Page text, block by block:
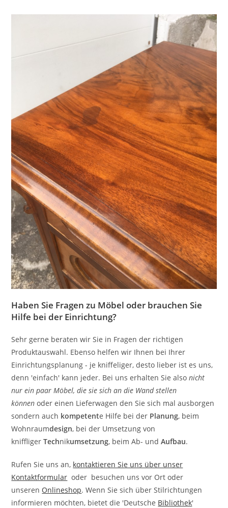
Haben Sie Fragen zu Möbel oder brauchen Sie
Hilfe bei der Einrichtung?
Sehr gerne beraten wir Sie in Fragen der richtigen
Produktauswahl. Ebenso helfen wir Ihnen bei Ihrer
Einrichtungsplanung - je kniffeliger, desto lieber ist es uns,
denn 'einfach' kann jeder. Bei uns erhalten Sie alsonicht
nur ein paar Möbel, die sie sich an die Wand stellen
können oder einen Lieferwagen den Sie sich mal ausborgen
sondern auch kompetente Hilfe bei der Planung, beim
Wohnraumdesign, bei der Umsetzung von
kniffligerTechnikumsetzung, beim Ab- undAufbau.
Rufen Sie uns an, kontaktieren Sie uns über unser
Kontaktformular oder besuchen uns vor Ort oder
unseren Onlineshop. Wenn Sie sich über Stilrichtungen
informieren möchten, bietet die 'Deutsche Bibliothek'